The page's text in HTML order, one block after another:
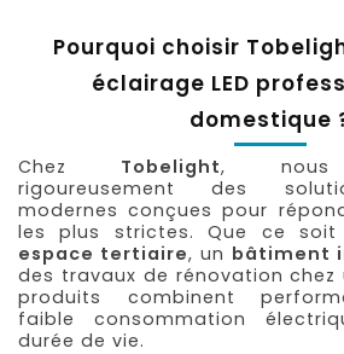
Pourquoi choisir
éclairage LED
domestique
Chez Tobelight, nous
rigoureusement des
modernes conçues pour
les plus strictes. Que ce soit
espace tertiaire, un bâtiment
des travaux de rénovation chez
produits combinent
faible consommation
durée de vie.